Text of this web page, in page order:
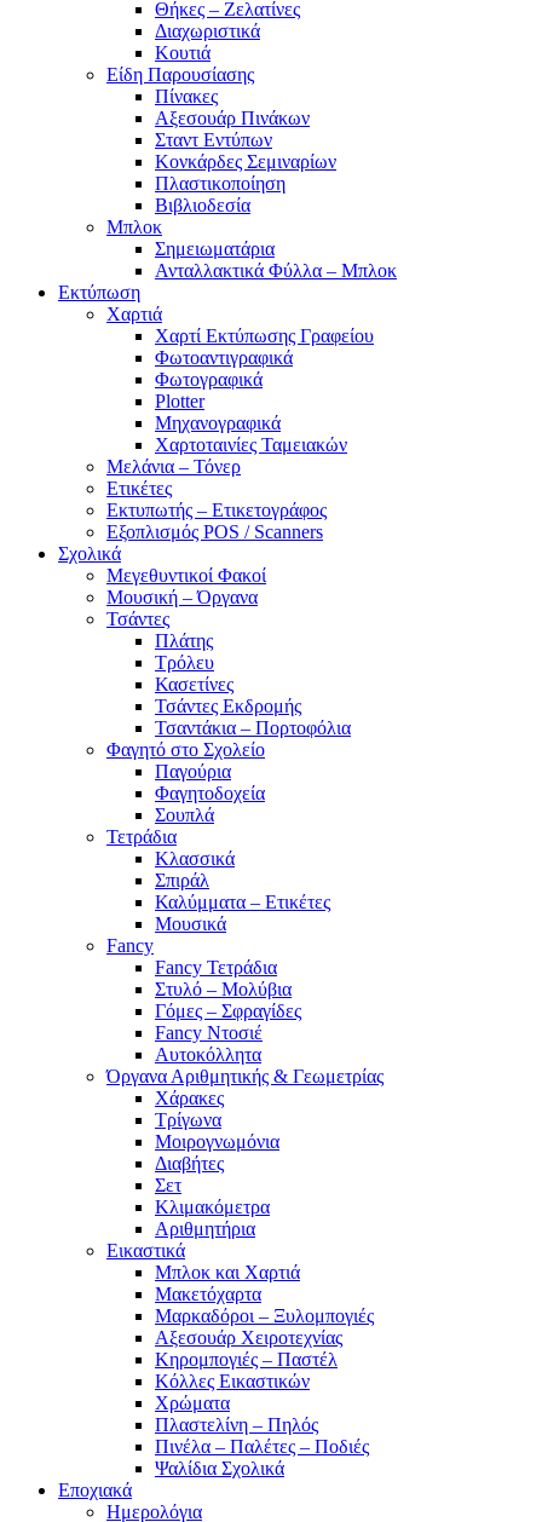
Θήκες – Ζελατίνες
Διαχωριστικά
Κουτιά
Είδη Παρουσίασης
Πίνακες
Αξεσουάρ Πινάκων
Σταντ Εντύπων
Κονκάρδες Σεμιναρίων
Πλαστικοποίηση
Βιβλιοδεσία
Μπλοκ
Σημειωματάρια
Ανταλλακτικά Φύλλα – Μπλοκ
Εκτύπωση
Χαρτιά
Χαρτί Εκτύπωσης Γραφείου
Φωτοαντιγραφικά
Φωτογραφικά
Plotter
Μηχανογραφικά
Χαρτοταινίες Ταμειακών
Μελάνια – Τόνερ
Ετικέτες
Εκτυπωτής – Ετικετογράφος
Εξοπλισμός POS / Scanners
Σχολικά
Μεγεθυντικοί Φακοί
Μουσική – Όργανα
Τσάντες
Πλάτης
Τρόλευ
Κασετίνες
Τσάντες Εκδρομής
Τσαντάκια – Πορτοφόλια
Φαγητό στο Σχολείο
Παγούρια
Φαγητοδοχεία
Σουπλά
Τετράδια
Κλασσικά
Σπιράλ
Καλύμματα – Ετικέτες
Μουσικά
Fancy
Fancy Τετράδια
Στυλό – Μολύβια
Γόμες – Σφραγίδες
Fancy Ντοσιέ
Αυτοκόλλητα
Όργανα Αριθμητικής & Γεωμετρίας
Χάρακες
Τρίγωνα
Mοιρογνωμόνια
Διαβήτες
Σετ
Κλιμακόμετρα
Αριθμητήρια
Εικαστικά
Μπλοκ και Χαρτιά
Μακετόχαρτα
Μαρκαδόροι – Ξυλομπογιές
Αξεσουάρ Χειροτεχνίας
Κηρομπογιές – Παστέλ
Κόλλες Εικαστικών
Χρώματα
Πλαστελίνη – Πηλός
Πινέλα – Παλέτες – Ποδιές
Ψαλίδια Σχολικά
Εποχιακά
Ημερολόγια